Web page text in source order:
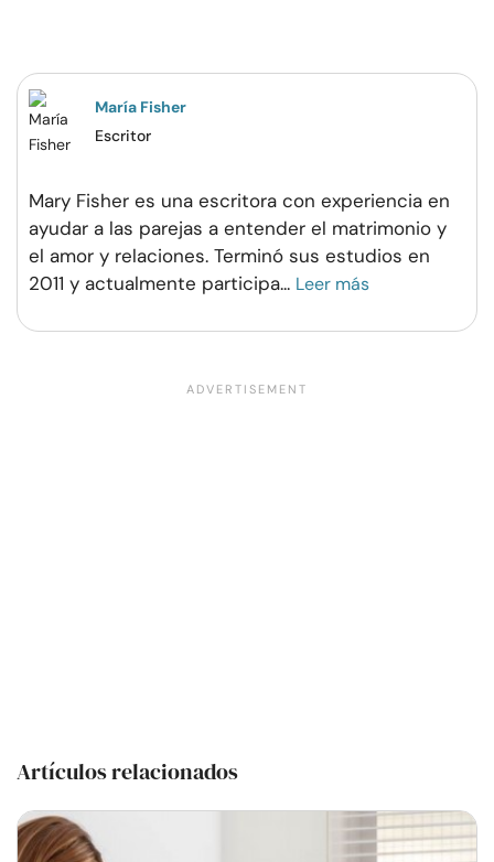
María Fisher
Escritor
Mary Fisher es una escritora con experiencia en
ayudar a las parejas a entender el matrimonio y
el amor y relaciones. Terminó sus estudios en
2011 y actualmente participa... Leer más
Artículos relacionados